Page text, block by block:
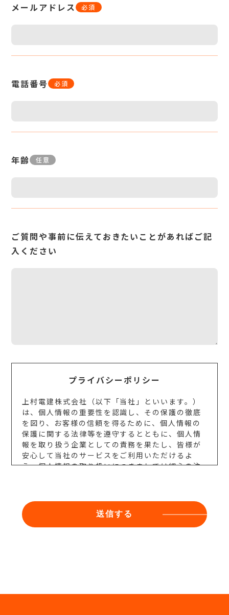
メールアドレス 必須
電話番号 必須
年齢 任意
ご質問や事前に伝えておきたいことがあればご記
入ください
プライバシーポリシー
上村電建株式会社（以下「当社」といいます。）
は、個人情報の重要性を認識し、その保護の徹底
を図り、お客様の信頼を得るために、個人情報の
保護に関する法律等を遵守するとともに、個人情
報を取り扱う企業としての責務を果たし、皆様が
安心して当社のサービスをご利用いただけるよ
う、個人情報の取り扱いにつきましては細心の注
個人情報の収集
当社は、お客様によりよいサービスをご提供する
ために、必要な範囲でお客様の個人情報を収集し
により行います。